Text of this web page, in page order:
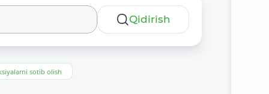
Qidirish
sotib olish